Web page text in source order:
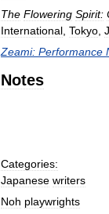
The Flowering Spirit:
International Tokyo
Zeami: Performance
Notes
Categories:
Japanese writers
Noh playwrights